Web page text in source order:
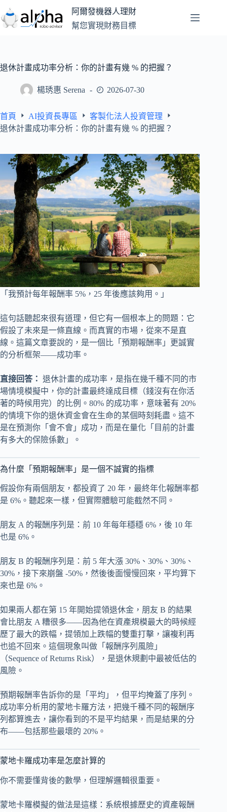
至
主
容
阿爾發機器人理財
幫您實現財務目標
退休計畫成功率分析：你的計畫有幾 % 的把握？
楊琇惠 Serena 2026-07-30
首頁 AI投資長專區
客製化法人投資管理
退休計畫成功率分析：你的計畫有幾 % 的把握？
「我預計每年報酬率 5%，25 年後應該夠用。」
這句話聽起來很有道理，但它有一個根本上的問題：它
假設了未來是一條直線。而真實的市場，從來不是直
線。這篇文章要說的，是一個比「預期報酬率」更誠實
的分析框架——成功率。
直接回答： 退休計畫的成功率，是指在幾千種不同的市
場情境模擬中，你的計畫最終達成目標（錢沒有在你活
著的時候用完）的比例。80% 的成功率，意味著有 20%
的情境下你的退休資金會在生命的某個時刻耗盡。這不
是在預測你「會不會」成功，而是在量化「目前的計畫
有多大的保險係數」。
為什麼「預期報酬率」是一個不誠實的指標
假設你有兩個朋友，都投資了 20 年，最終年化報酬率都
是 6%。聽起來一樣，但實際體驗可能截然不同。
朋友 A 的報酬序列是：前 10 年每年穩穩 6%，後 10 年
也是 6%。
朋友 B 的報酬序列是：前 5 年大漲 30%、30%、30%、
30%，接下來崩盤 -50%，然後後面慢慢回來，平均算下
來也是 6%。
如果兩人都在第 15 年開始提領退休金，朋友 B 的結果
會比朋友 A 糟很多——因為他在資產規模最大的時候經
歷了最大的跌幅，提領加上跌幅的雙重打擊，讓複利再
也追不回來。這個現象叫做「報酬序列風險」
（Sequence of Returns Risk），是退休規劃中最被低估的
風險。
預期報酬率告訴你的是「平均」，但平均掩蓋了序列。
成功率分析用的蒙地卡羅方法，把幾千種不同的報酬序
列都算進去，讓你看到的不是平均結果，而是結果的分
布——包括那些最壞的 20%。
蒙地卡羅成功率是怎麼計算的
你不需要懂背後的數學，但理解邏輯很重要。
蒙地卡羅模擬的做法是這樣：系統根據歷史的資產報酬